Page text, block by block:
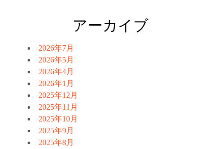
アーカイブ
2026年7月
2026年5月
2026年4月
2026年1月
2025年12月
2025年11月
2025年10月
2025年9月
2025年8月